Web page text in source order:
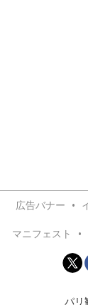
広告バナー •
マニフェスト
•
パリ